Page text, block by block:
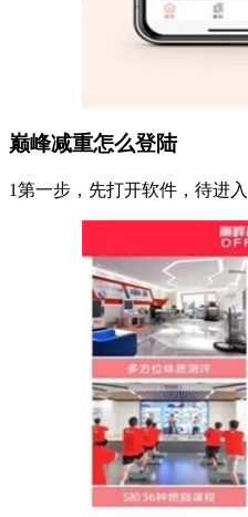
巅峰减重怎么登陆
1第一步，先打开软件，待进